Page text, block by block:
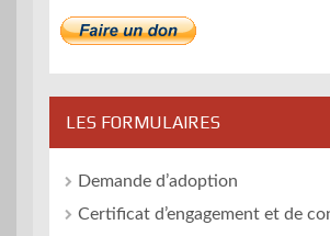
LES FORMULAIRES
Demande d’adoption
Certificat d’engagement et de